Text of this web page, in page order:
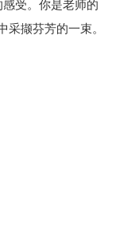
受。你是老师的
采撷芬芳的一束。